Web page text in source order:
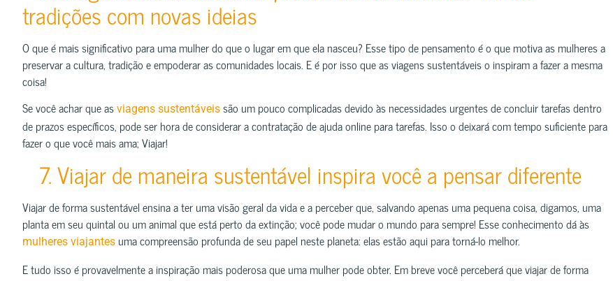
tradições com novas ideias
O que é mais significativo para uma mulher do que o lugar em que ela nasceu? Esse tipo de pensamento é o que motiva as mulheres a
preservar a cultura, tradição e empoderar as comunidades locais. E é por isso que as viagens sustentáveis ​​o inspiram a fazer a mesma
coisa!
Se você achar que as viagens sustentáveis ​​são um pouco complicadas devido às necessidades urgentes de concluir tarefas dentro
de prazos específicos, pode ser hora de considerar a contratação de ajuda online para tarefas. Isso o deixará com tempo suficiente para
fazer o que você mais ama; Viajar!
7. Viajar de maneira sustentável inspira você a pensar diferente
Viajar de forma sustentável ensina a ter uma visão geral da vida e a perceber que, salvando apenas uma pequena coisa, digamos, uma
planta em seu quintal ou um animal que está perto da extinção; você pode mudar o mundo para sempre! Esse conhecimento dá às
mulheres viajantes uma compreensão profunda de seu papel neste planeta: elas estão aqui para torná-lo melhor.
E tudo isso é provavelmente a inspiração mais poderosa que uma mulher pode obter. Em breve você perceberá que viajar de forma